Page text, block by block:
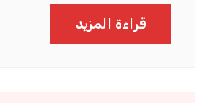
قراءة المزيد